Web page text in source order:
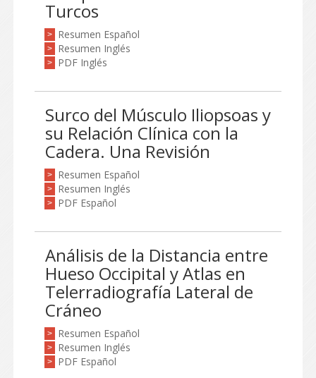
Turcos
> Resumen Español
> Resumen Inglés
> PDF Inglés
Surco del Músculo Iliopsoas y
su Relación Clínica con la
Cadera. Una Revisión
> Resumen Español
> Resumen Inglés
> PDF Español
Análisis de la Distancia entre
Hueso Occipital y Atlas en
Telerradiografía Lateral de
Cráneo
> Resumen Español
> Resumen Inglés
> PDF Español